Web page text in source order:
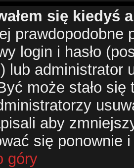
się kiedyś
prawdopodobne
login i hasło
lub administrator
może stało
aby
się ponownie
góry